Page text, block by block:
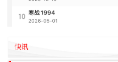
快讯